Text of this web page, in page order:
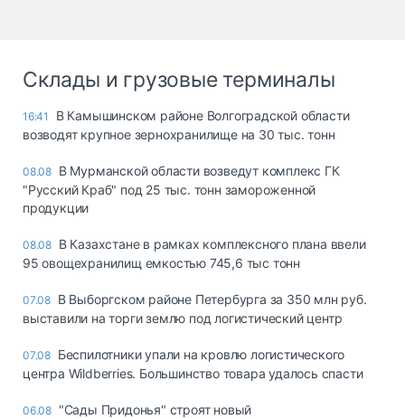
Склады и грузовые терминалы
16:41
В Камышинском районе Волгоградской области
возводят крупное зернохранилище на 30 тыс. тонн
08.08 В Мурманской области возведут комплекс ГК
"Русский Краб" под 25 тыс. тонн замороженной
продукции
08.08 В Казахстане в рамках комплексного плана ввели
95 овощехранилищ емкостью 745,6 тыс тонн
07.08 В Выборгском районе Петербурга за 350 млн руб.
выставили на торги землю под логистический центр
07.08 Беспилотники упали на кровлю логистического
центра Wildberries. Большинство товара удалось спасти
06.08 "Сады Придонья" строят новый